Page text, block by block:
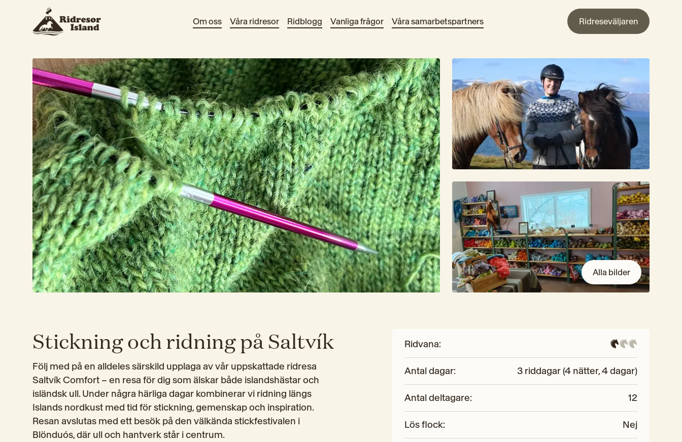
Om oss Våra ridresor Ridblogg Vanliga frågor Våra samarbetspartners Ridreseväljaren
Alla bilder
Stickning och ridning på Saltvík
Följ med på en alldeles särskild upplaga av vår uppskattade ridresa
Saltvík Comfort – en resa för dig som älskar både islandshästar och
isländsk ull. Under några härliga dagar kombinerar vi ridning längs
Islands nordkust med tid för stickning, gemenskap och inspiration.
Resan avslutas med ett besök på den välkända stickfestivalen i
Blönduós, där ull och hantverk står i centrum.
Ridvana:
Antal dagar: 3 riddagar (4 nätter, 4 dagar)
Antal deltagare: 12
Lös flock: Nej